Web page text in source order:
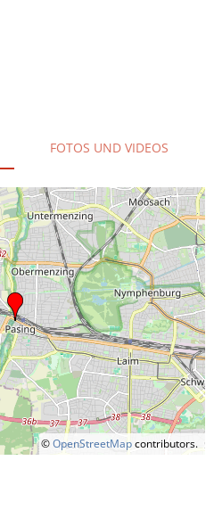
FOTOS UND VIDEOS
©OpenStreetMapcontributors.